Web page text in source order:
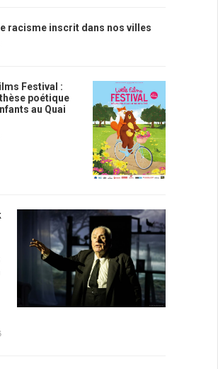
racisme inscrit dans nos villes
Festival :
poétique
au Quai